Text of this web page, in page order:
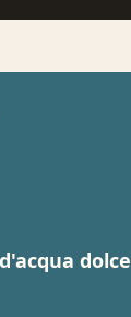
dolce